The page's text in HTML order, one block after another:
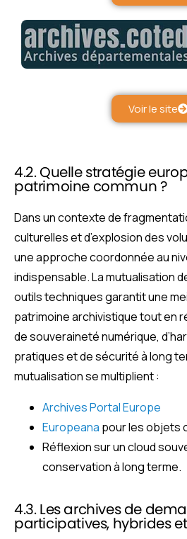
Voir le site
4.2. Quelle stratégie
patrimoine commun ?
Dans un contexte de
culturelles et d’explosion des
une approche coordonnée au
indispensable. La mutualisation
outils techniques garantit une
patrimoine archivistique tout en
de souveraineté numérique,
pratiques et de sécurité à long
mutualisation se multiplient :
Archives Portal Europe
Europeana pour les objets
Réflexion sur un cloud
conservation à long terme.
4.3. Les archives de
participatives, hybrides